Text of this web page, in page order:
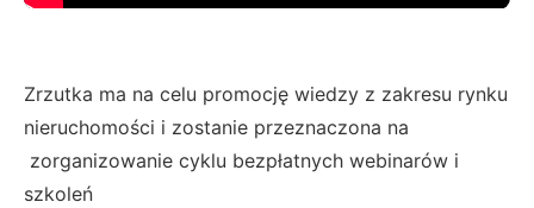
Zrzutka ma na celu promocję wiedzy z zakresu rynku
nieruchomości i zostanie przeznaczona na
zorganizowanie cyklu bezpłatnych webinarów i
szkoleń